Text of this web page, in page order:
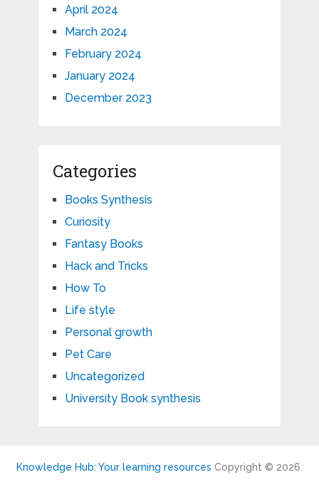
April 2024
March 2024
February 2024
January 2024
December 2023
Categories
Books Synthesis
Curiosity
Fantasy Books
Hack and Tricks
How To
Life style
Personal growth
Pet Care
Uncategorized
University Book synthesis
Knowledge Hub: Your learning resources Copyright © 2026.